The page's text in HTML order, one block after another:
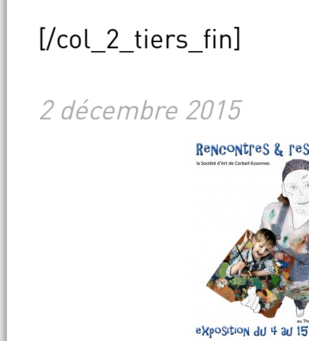
[/col_2_tiers_fin]
2 décembre 2015